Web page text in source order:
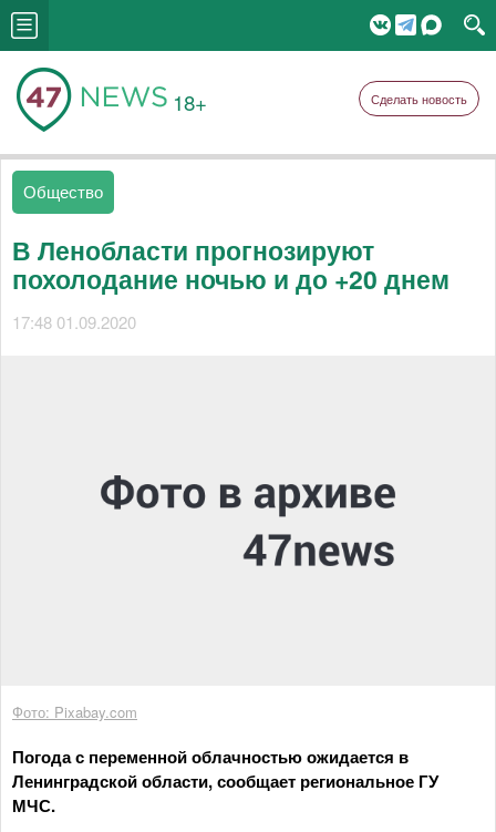
18+ Сделать новость
Общество
В Ленобласти прогнозируют
похолодание ночью и до +20 днем
17:48 01.09.2020
Фото: Pixabay.com
Погода с переменной облачностью ожидается в
Ленинградской области, сообщает региональное ГУ
МЧС.